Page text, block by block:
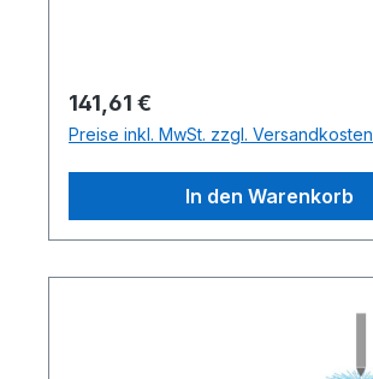
Regulärer Preis:
141,61 €
Preise inkl. MwSt. zzgl. Versandkosten
In den Warenkorb